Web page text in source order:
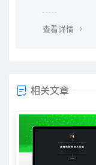
查看详情
相关文章